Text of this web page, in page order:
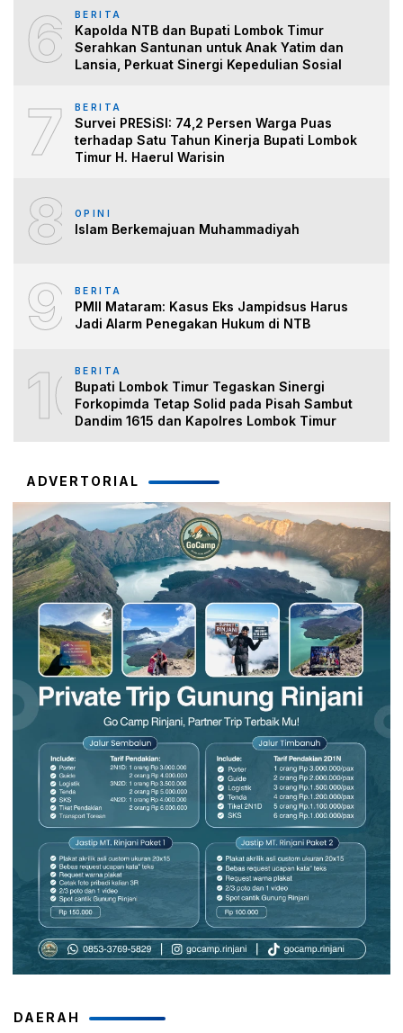
6 BERITA
Kapolda NTB dan Bupati Lombok Timur
Serahkan Santunan untuk Anak Yatim dan
Lansia, Perkuat Sinergi Kepedulian Sosial
7 BERITA
Survei PRESiSI: 74,2 Persen Warga Puas
terhadap Satu Tahun Kinerja Bupati Lombok
Timur H. Haerul Warisin
8 OPINI
Islam Berkemajuan Muhammadiyah
9 BERITA
PMII Mataram: Kasus Eks Jampidsus Harus
Jadi Alarm Penegakan Hukum di NTB
10BERITA
Bupati Lombok Timur Tegaskan Sinergi
Forkopimda Tetap Solid pada Pisah Sambut
Dandim 1615 dan Kapolres Lombok Timur
ADVERTORIAL
DAERAH